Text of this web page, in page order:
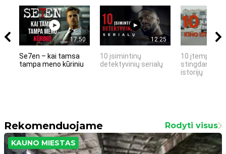
17:50
Se7en – kai tamsa
tampa meno kūriniu
12:25
10 įsimintinų
detektyvinių serialų
10 įtemptų,
stingdančių
istorijų
Rekomenduojame Rodyti visus
KAUNO MIESTAS